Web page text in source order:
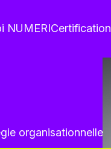
NUMERICertification
organisationnelle